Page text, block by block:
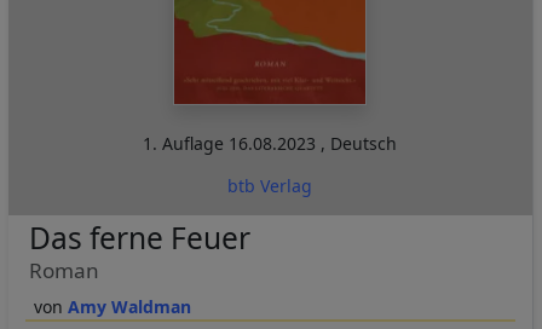
1. Auflage 16.08.2023 , Deutsch
btb Verlag
Amy Waldman
Das ferne Feuer
Roman